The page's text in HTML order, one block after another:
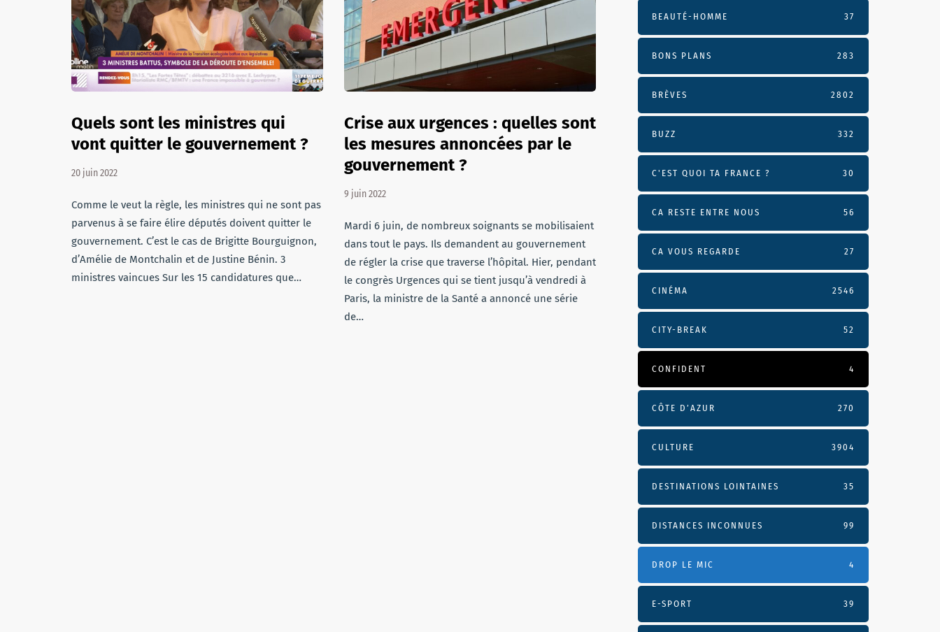
Quels sont les ministres qui
vont quitter le gouvernement ?
20 juin 2022
Comme le veut la règle, les ministres qui ne sont pas
parvenus à se faire élire députés doivent quitter le
gouvernement. C’est le cas de Brigitte Bourguignon,
d’Amélie de Montchalin et de Justine Bénin. 3
ministres vaincues Sur les 15 candidatures que…
Crise aux urgences : quelles sont
les mesures annoncées par le
gouvernement ?
9 juin 2022
Mardi 6 juin, de nombreux soignants se mobilisaient
dans tout le pays. Ils demandent au gouvernement
de régler la crise que traverse l’hôpital. Hier, pendant
le congrès Urgences qui se tient jusqu’à vendredi à
Paris, la ministre de la Santé a annoncé une série
de…
BEAUTÉ-HOMME 37
BONS PLANS 283
BRÈVES 2802
BUZZ 332
C'EST QUOI TA FRANCE ? 30
CA RESTE ENTRE NOUS 56
CA VOUS REGARDE 27
CINÉMA 2546
CITY-BREAK 52
CONFIDENT 4
CÔTE D’AZUR 270
CULTURE 3904
DESTINATIONS LOINTAINES 35
DISTANCES INCONNUES 99
DROP LE MIC 4
E-SPORT 39